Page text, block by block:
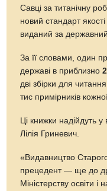
Савці за титанічну
новий стандарт
виданий за
За її словами, один
державі в приблизно
дві збірки для
тис примірників
Ці книжки надійдуть у
Лілія Гриневич.
«Видавництво
прецедент — ще до
Міністерству освіти